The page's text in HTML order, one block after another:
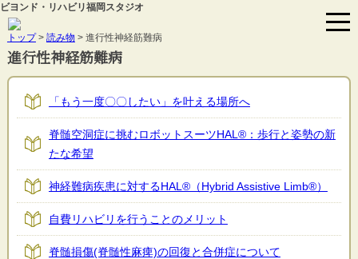
ビヨンド・リハビリ福岡スタジオ
トップ> 読み物 > 進行性神経筋難病
進行性神経筋難病
「もう一度〇〇したい」を叶える場所へ
脊髄空洞症に挑むロボットスーツHAL®︎：歩行と姿勢の新
たな希望
神経難病疾患に対するHAL®（Hybrid Assistive Limb®）
自費リハビリを行うことのメリット
脊髄損傷(脊髄性麻痺)の回復と合併症について